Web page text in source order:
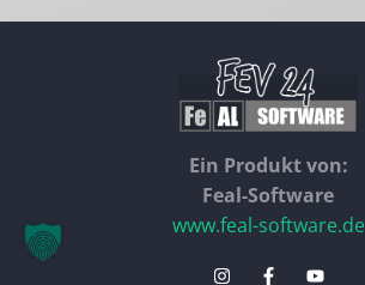
Ein Produkt von:
Feal-Software
www.feal-software.de